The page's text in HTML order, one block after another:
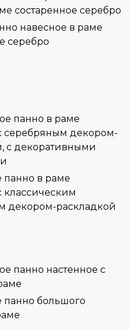
навесное в раме
серебро
панно в раме
классическим
декором-раскладкой
панно большого